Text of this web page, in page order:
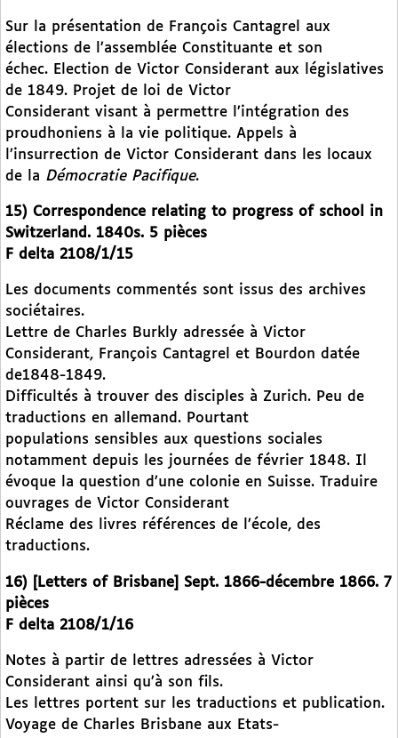
Sur la présentation de François Cantagrel aux
élections de l’assemblée Constituante et son
échec. Election de Victor Considerant aux législatives
de 1849. Projet de loi de Victor
Considerant visant à permettre l’intégration des
proudhoniens à la vie politique. Appels à
l’insurrection de Victor Considerant dans les locaux
de la Démocratie Pacifique.
15) Correspondence relating to progress of school in
Switzerland. 1840s. 5 pièces
F delta 2108/1/15
Les documents commentés sont issus des archives
sociétaires.
Lettre de Charles Burkly adressée à Victor
Considerant, François Cantagrel et Bourdon datée
de1848-1849.
Difficultés à trouver des disciples à Zurich. Peu de
traductions en allemand. Pourtant
populations sensibles aux questions sociales
notamment depuis les journées de février 1848. Il
évoque la question d’une colonie en Suisse. Traduire
ouvrages de Victor Considerant
Réclame des livres références de l’école, des
traductions.
16) [Letters of Brisbane] Sept. 1866-décembre 1866. 7
pièces
F delta 2108/1/16
Notes à partir de lettres adressées à Victor
Considerant ainsi qu’à son fils.
Les lettres portent sur les traductions et publication.
Voyage de Charles Brisbane aux Etats-